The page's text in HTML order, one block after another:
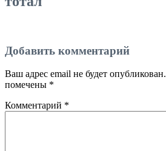
Добавить комментарий
Ваш адрес email не будет опубликован.
помечены *
Комментарий *